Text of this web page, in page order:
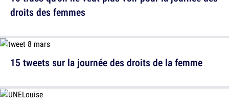
15 tweets sur la journée des droits de la femme
droits des femmes